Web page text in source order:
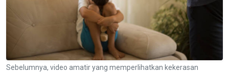
Sebelumnya, video amatir yang memperlihatkan kekerasan